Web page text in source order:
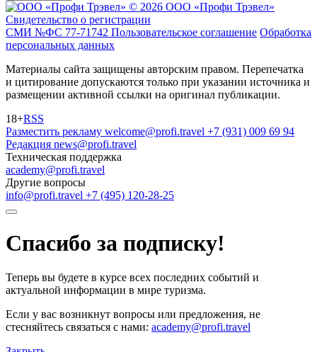
© 2026 ООО «Профи Трэвeл»
Свидетельство о регистрации
СМИ №ФС 77-71742 Пользовательское соглашение Обработка
персональных данных
Материалы сайта защищены авторским правом. Перепечатка
и цитирование допускаются только при указании источника и
размещении активной ссылки на оригинал публикации.
18+RSS
Разместить рекламу welcome@profi.travel +7 (931) 009 69 94
Редакция news@profi.travel
Техническая поддержка
academy@profi.travel
Другие вопросы
info@profi.travel +7 (495) 120-28-25
Спасибо за подписку!
Теперь вы будете в курсе всех последних событий и
актуальной информации в мире туризма.
Если у вас возникнут вопросы или предложения, не
стесняйтесь связаться с нами: academy@profi.travel